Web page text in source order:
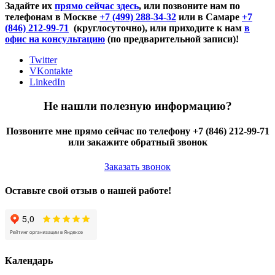
Задайте их прямо сейчас здесь, или позвоните нам по
телефонам в Москве +7 (499) 288-34-32 или в Самаре +7
(846) 212-99-71 (круглосуточно), или приходите к нам в
офис на консультацию (по предварительной записи)!
Twitter
VKontakte
LinkedIn
Не нашли полезную информацию?
Позвоните мне прямо сейчас по телефону +7 (846) 212-99-71
или закажите обратный звонок
Заказать звонок
Оставьте свой отзыв о нашей работе!
Календарь